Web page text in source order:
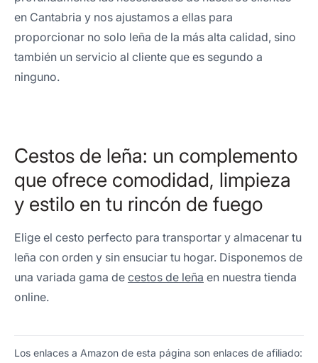
en Cantabria y nos ajustamos a ellas para
proporcionar no solo leña de la más alta calidad, sino
también un servicio al cliente que es segundo a
ninguno.
Cestos de leña: un complemento
que ofrece comodidad, limpieza
y estilo en tu rincón de fuego
Elige el cesto perfecto para transportar y almacenar tu
leña con orden y sin ensuciar tu hogar. Disponemos de
una variada gama de cestos de leña en nuestra tienda
online.
Los enlaces a Amazon de esta página son enlaces de afiliado: